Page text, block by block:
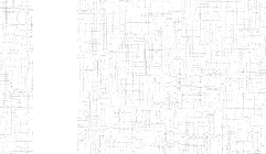
COLLEGE
"K.T.T.C NDOP"
ENIEG PRIVEE
BILINGUE